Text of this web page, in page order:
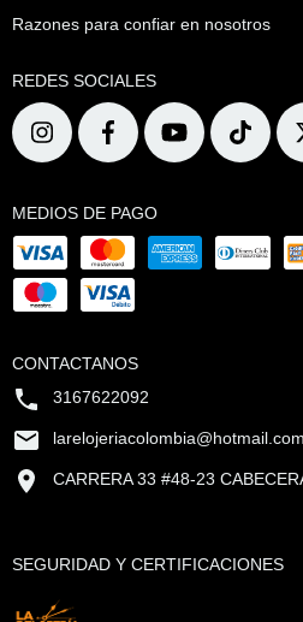
Razones para confiar en nosotros
REDES SOCIALES
MEDIOS DE PAGO
CONTACTANOS
3167622092
larelojeriacolombia@hotmail.com
CARRERA 33 #48-23
SEGURIDAD Y CERTIFICACIONES